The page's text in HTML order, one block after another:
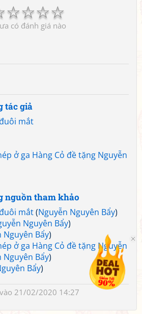
☆
☆
☆
☆
có đánh giá nào
tác giả
mắt
ở ga Hàng Cỏ đề tặng Nguyễn
nguồn tham khảo
mắt(Nguyễn Nguyên Bẩy)
Nguyên Bẩy)
Nguyên Bẩy)
ở ga Hàng Cỏ đề tặng Nguyễn
Nguyên Bẩy)
Bẩy)
21/02/2020 14:27